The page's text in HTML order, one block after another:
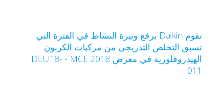
تقوم Daikin برفع وتيرة النشاط في الفترة التي
التخلص التدريجي من مركبات الكربون
الهيدروفلورية في معرض MCE 2018‏ - DEU18-